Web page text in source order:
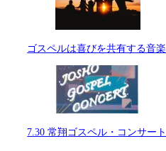
ゴスペルは喜びを共有する音楽
7.30 常翔ゴスペル・コンサート